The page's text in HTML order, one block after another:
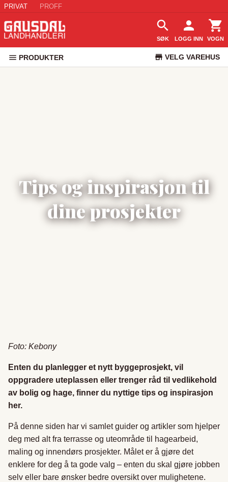
PRIVAT PROFF
SØK LOGG INN VOGN
PRODUKTER VELG VAREHUS
Tips og inspirasjon til
dine prosjekter
Foto: Kebony
Enten du planlegger et nytt byggeprosjekt, vil
oppgradere uteplassen eller trenger råd til vedlikehold
av bolig og hage, finner du nyttige tips og inspirasjon
her.
På denne siden har vi samlet guider og artikler som hjelper
deg med alt fra terrasse og uteområde til hagearbeid,
maling og innendørs prosjekter. Målet er å gjøre det
enklere for deg å ta gode valg – enten du skal gjøre jobben
selv eller bare ønsker bedre oversikt over mulighetene.